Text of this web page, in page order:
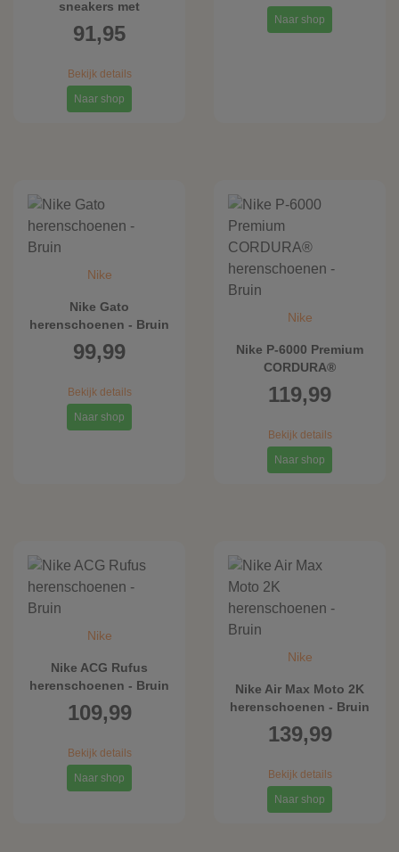
sneakers met
koeienprint voor
Dames, Bruin
91,95
Bekijk details
Naar shop
Naar shop
Nike
Nike Gato
herenschoenen - Bruin
99,99
Bekijk details
Naar shop
Nike
Nike P-6000 Premium
CORDURA®
herenschoenen - Bruin
119,99
Bekijk details
Naar shop
Nike
Nike ACG Rufus
herenschoenen - Bruin
109,99
Bekijk details
Naar shop
Nike
Nike Air Max Moto 2K
herenschoenen - Bruin
139,99
Bekijk details
Naar shop